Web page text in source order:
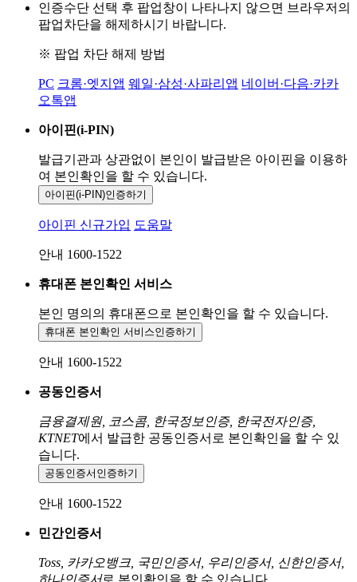
인증수단 선택 후 팝업창이 나타나지 않으면 브라우저의
팝업차단을 해제하시기 바랍니다.
※ 팝업 차단 해제 방법
PC 크롬·엣지앱 웨일·삼성·사파리앱 네이버·다음·카카
오톡앱
아이핀(i-PIN)
발급기관과 상관없이 본인이 발급받은 아이핀을 이용하
여 본인확인을 할 수 있습니다.
아이핀(i-PIN)인증하기
아이핀 신규가입 도움말
안내 1600-1522
휴대폰 본인확인 서비스
본인 명의의 휴대폰으로 본인확인을 할 수 있습니다.
휴대폰 본인확인 서비스인증하기
안내 1600-1522
공동인증서
금융결제원, 코스콤, 한국정보인증, 한국전자인증,
KTNET에서 발급한 공동인증서로 본인확인을 할 수 있
습니다.
공동인증서 인증하기
안내 1600-1522
민간인증서
Toss, 카카오뱅크, 국민인증서, 우리인증서, 신한인증서,